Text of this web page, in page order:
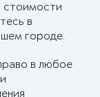
стоимости
в
городе.
в любое